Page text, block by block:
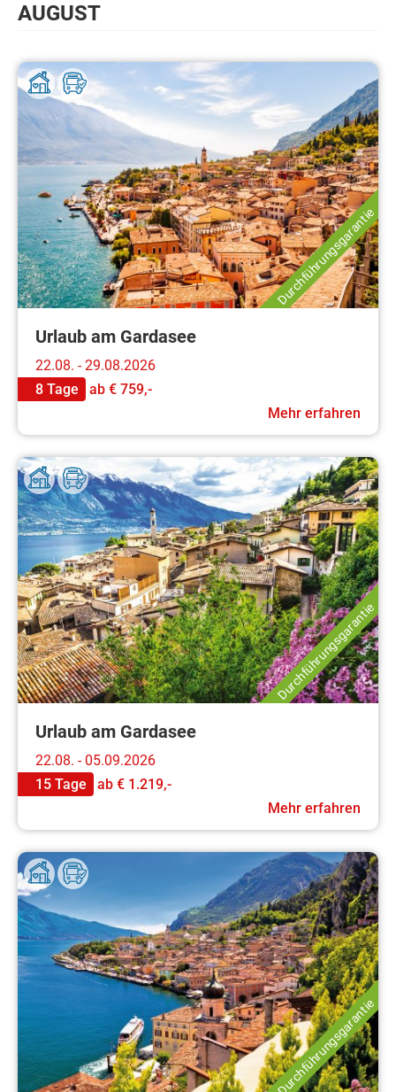
AUGUST
Durchführungsgarantie
Urlaub am Gardasee
22.08. - 29.08.2026
8 Tage
ab € 759,-
Mehr erfahren
Durchführungsgarantie
Urlaub am Gardasee
22.08. - 05.09.2026
15 Tage
ab € 1.219,-
Mehr erfahren
Durchführungsgarantie